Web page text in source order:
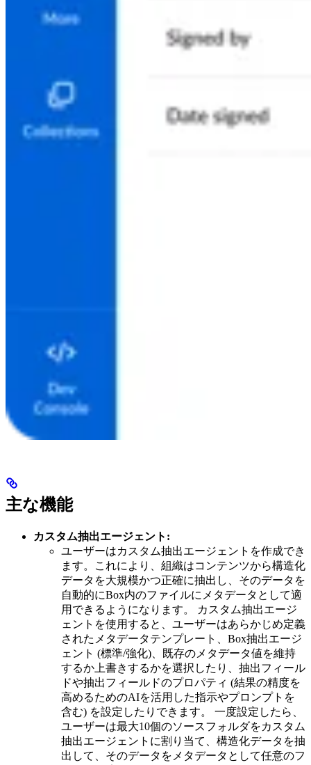
主な機能
カスタム抽出エージェント:
ユーザーはカスタム抽出エージェントを作成でき
ます。これにより、組織はコンテンツから構造化
データを大規模かつ正確に抽出し、そのデータを
自動的にBox内のファイルにメタデータとして適
用できるようになります。 カスタム抽出エージ
ェントを使用すると、ユーザーはあらかじめ定義
されたメタデータテンプレート、Box抽出エージ
ェント (標準/強化)、既存のメタデータ値を維持
するか上書きするかを選択したり、抽出フィール
ドや抽出フィールドのプロパティ (結果の精度を
高めるためのAIを活用した指示やプロンプトを
含む) を設定したりできます。 一度設定したら、
ユーザーは最大10個のソースフォルダをカスタム
抽出エージェントに割り当て、構造化データを抽
出して、そのデータをメタデータとして任意のフ